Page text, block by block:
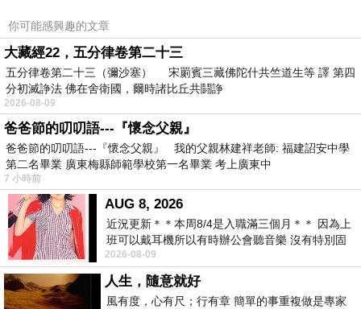
tsorenhbsiau/videos
伴奏 陳怡真節目主持/導聆
第一單元：混聲四部合唱
●01.濁水溪溪水濁 (編曲：冉天豪) 雲林
●02
●03.月光花 (編曲：冉天豪)
二、獨唱 女高音 吳庭萱
●04.月光色的頭鬃
第三單元：混聲四部合唱 指揮 吳庭萱
你可能感興趣的文章
大藏經22，五分律卷第二十三
五分律卷第二十三（彌沙塞） 宋罽賓三藏佛陀什共竺道生等 譯 第四
分初滅諍法 佛在舍衛國，爾時諸比丘共鬪諍
2026-08-09
爸爸節的叨叨語---『懷念父親』
爸爸節的叨叨語---『懷念父親』 我的父親林建祥老師: 福建詔安中學
第二名畢業 廣東梅縣師範學校第一名畢業 考上廣東中
7 小時前
AUG 8, 2026
近況更新＊＊本周8/4是入職滿三個月＊＊ 因為上
班可以戴耳機所以有時辦公會聽音樂 沒有特別固
定哪天但就是一周某一天會固定聽'90
2026-08-09
人生，隨意就好
風有度，心有尺；行有章 簡單的事重複做是專家